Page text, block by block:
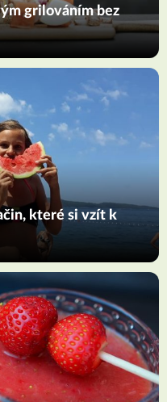
grilováním bez
které si vzít k